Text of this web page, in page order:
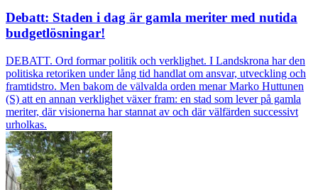
Debatt: Staden i dag är gamla meriter med nutida
budgetlösningar!
DEBATT. Ord formar politik och verklighet. I Landskrona har den
politiska retoriken under lång tid handlat om ansvar, utveckling och
framtidstro. Men bakom de välvalda orden menar Marko Huttunen
(S) att en annan verklighet växer fram: en stad som lever på gamla
meriter, där visionerna har stannat av och där välfärden successivt
urholkas.